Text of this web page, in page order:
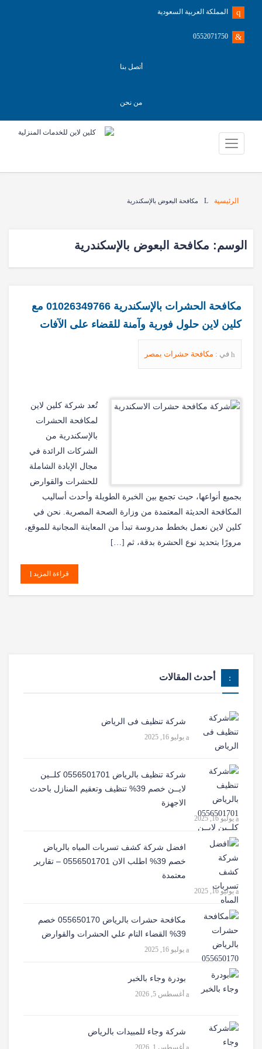
المملكة العربية السعودية
0552071750
أتصل بنا
من نحن
الرئيسية مكافحة البعوض بالإسكندرية
الوسم: مكافحة البعوض بالإسكندرية
مكافحة الحشرات بالإسكندرية 01026349766 مع
كلين لاين حلول فورية وآمنة للقضاء على الآفات
في : مكافحة حشرات بمصر
تُعد شركة كلين لاين
لمكافحة الحشرات
بالإسكندرية من
الشركات الرائدة في
مجال الإبادة الشاملة
للحشرات والقوارض
بجميع أنواعها، حيث تجمع بين الخبرة الطويلة وأحدث أساليب
المكافحة الحديثة المعتمدة من وزارة الصحة المصرية. نحن في
كلين لاين نعمل بخطط مدروسة تبدأ من المعاينة المجانية للموقع،
مرورًا بتحديد نوع الحشرة بدقة، ثم […]
قراءة المزيد
أحدث المقالات
شركة تنظيف فى الرياض
يوليو 16, 2025
شركة تنظيف بالرياض 0556501701 كلــين
لايــن خصم 39% تنظيف وتعقيم المنازل باحدث
الاجهزة
يوليو 16, 2025
افضل شركة كشف تسربات المياه بالرياض
خصم 39% اطلب الان 0556501701‬‏ – تقارير
معتمدة
يوليو 16, 2025
مكافحة حشرات بالرياض 055650170 خصم
39% القضاء التام علي الحشرات والقوارض
يوليو 16, 2025
بودرة وجاء بالخبر
أغسطس 5, 2026
شركة وجاء للمبيدات بالرياض
أغسطس 1, 2026